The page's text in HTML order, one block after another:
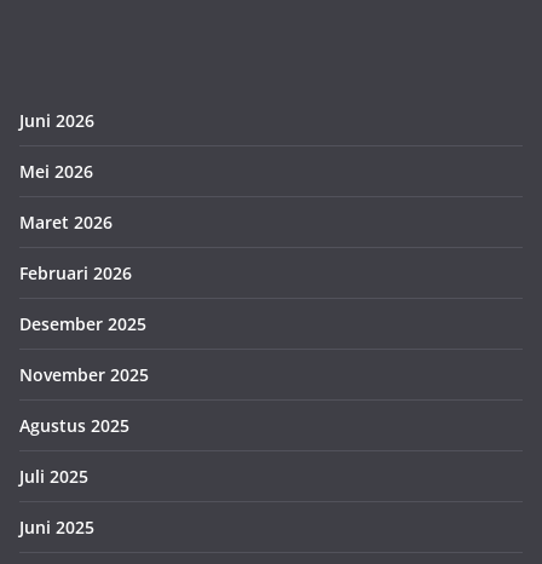
Juni 2026
Mei 2026
Maret 2026
Februari 2026
Desember 2025
November 2025
Agustus 2025
Juli 2025
Juni 2025